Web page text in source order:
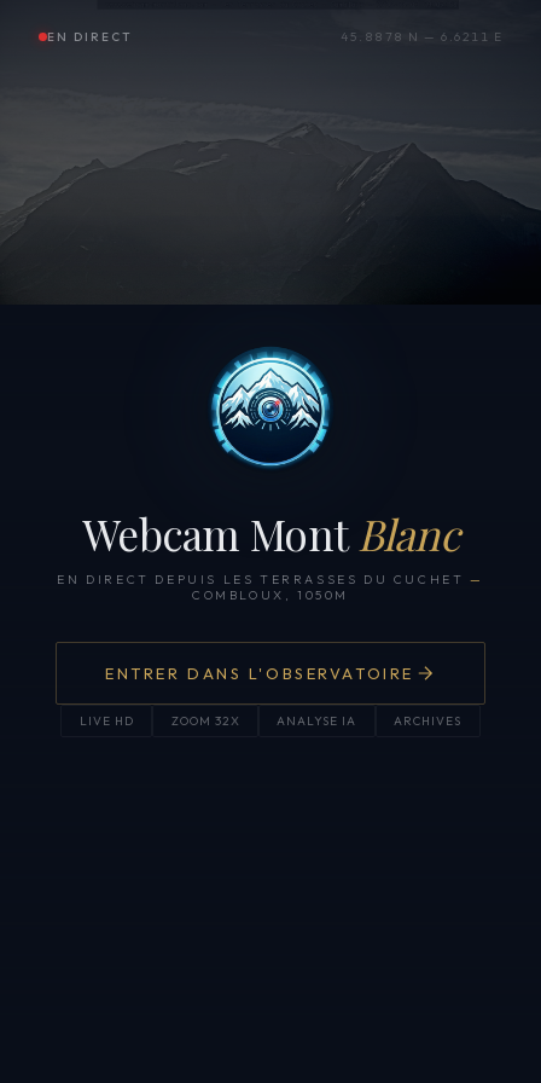
EN DIRECT 45.8878 N — 6.6211 E
Webcam Mont Blanc
EN DIRECT DEPUIS LES TERRASSES DU CUCHET —
COMBLOUX, 1050M
ENTRER DANS L'OBSERVATOIRE
LIVE HD ZOOM 32X ANALYSE IA ARCHIVES